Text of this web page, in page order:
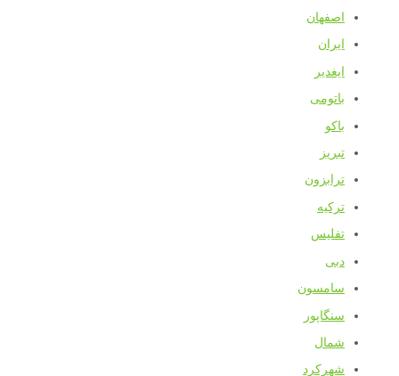
اصفهان
ایران
ایغدیر
باتومی
باکو
تبریز
ترابزون
ترکیه
تفلیس
دبی
سامسون
سنگاپور
شمال
شهرکرد